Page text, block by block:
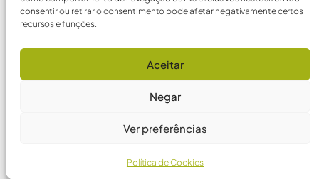
consentir ou retirar o consentimento pode afetar negativamente certos
recursos e funções.
Aceitar
Negar
Ver preferências
Política de Cookies